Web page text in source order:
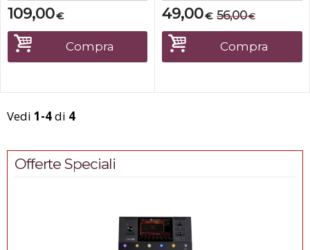
collegando il ricevitore al
primo dispositivo della
catena. L'abbinamento resta
memorizzato nel
trasmettitore e nel ricevitore
anche dopo l...
€
109,00
Compra
utilizzare più ricevitori su un
singolo trasmettitore.
-Trasmettitore e ricevitore
DMX wireless compatto
€
49,00 €
56,00
Compra
Vedi 1-4di 4
Offerte Speciali